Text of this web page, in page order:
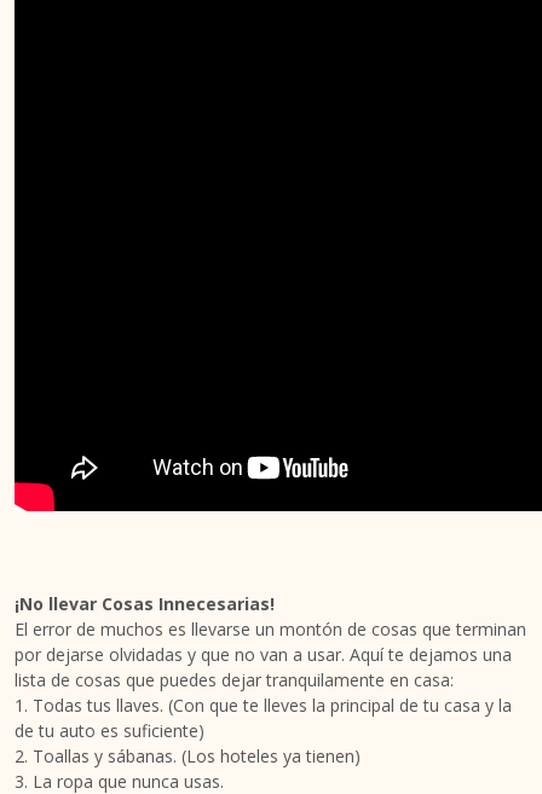
¡No llevar Cosas Innecesarias!
El error de muchos es llevarse un montón de cosas que terminan
por dejarse olvidadas y que no van a usar. Aquí te dejamos una
lista de cosas que puedes dejar tranquilamente en casa:
1. Todas tus llaves. (Con que te lleves la principal de tu casa y la
de tu auto es suficiente)
2. Toallas y sábanas. (Los hoteles ya tienen)
3. La ropa que nunca usas.